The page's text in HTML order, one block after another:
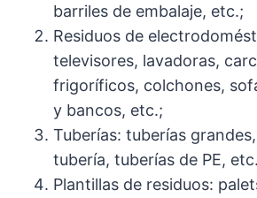
barriles de embalaje, etc.;
Residuos de
televisores, lavadoras,
frigoríficos, colchones,
y bancos, etc.;
Tuberías: tuberías
tubería, tuberías de PE,
Plantillas de residuos: